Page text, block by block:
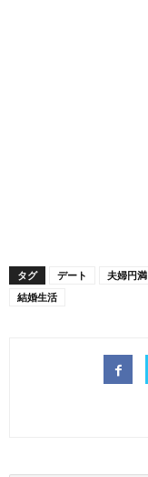
タグ デート 夫婦円満
結婚生活